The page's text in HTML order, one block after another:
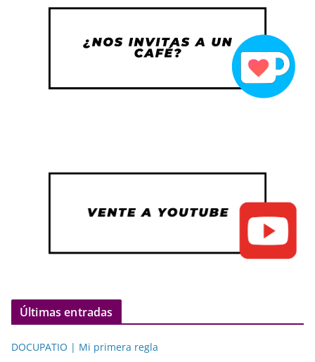
Últimas entradas
DOCUPATIO | Mi primera regla